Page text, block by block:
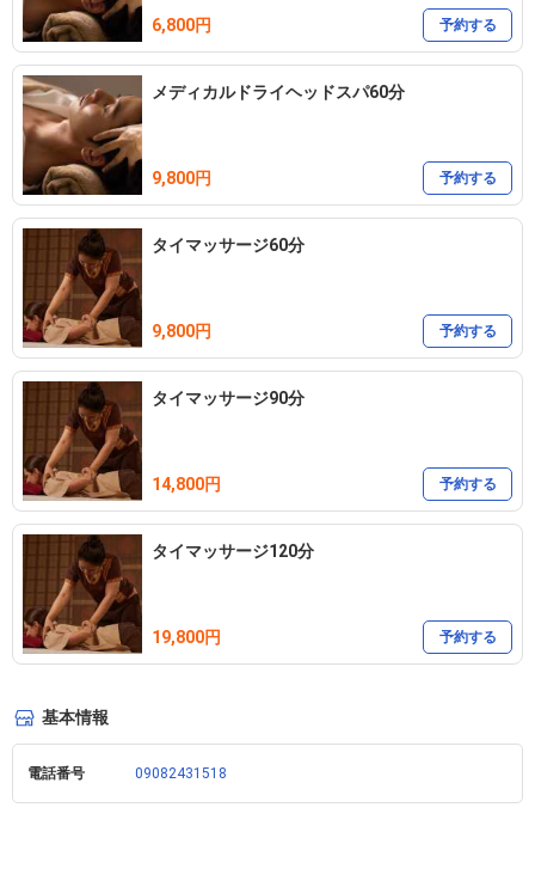
6,800円 予約する
メディカルドライヘッドスパ60分
9,800円 予約する
タイマッサージ60分
9,800円 予約する
タイマッサージ90分
14,800円 予約する
タイマッサージ120分
19,800円 予約する
基本情報
電話番号 09082431518